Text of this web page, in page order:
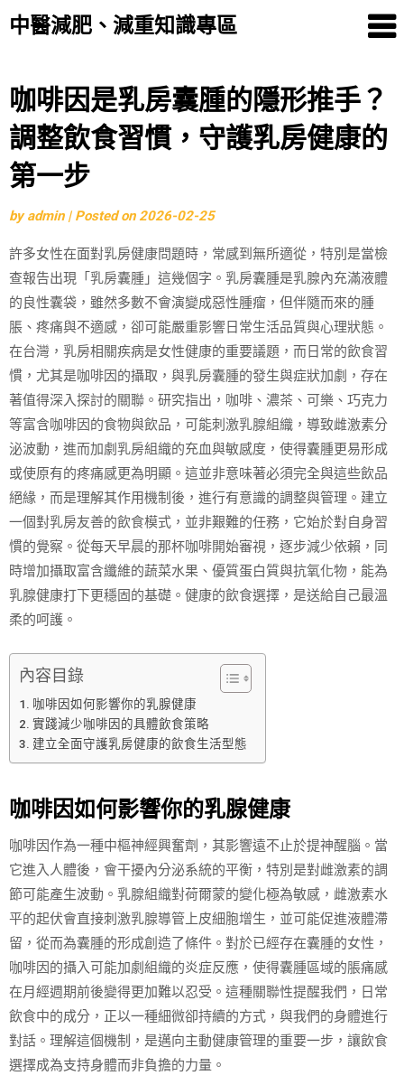
中醫減肥、減重知識專區
Skip
to
content
咖啡因是乳房囊腫的隱形推手？
調整飲食習慣，守護乳房健康的
第一步
byadmin | Posted on2026-02-25
許多女性在面對乳房健康問題時，常感到無所適從，特別是當檢
查報告出現「乳房囊腫」這幾個字。乳房囊腫是乳腺內充滿液體
的良性囊袋，雖然多數不會演變成惡性腫瘤，但伴隨而來的腫
脹、疼痛與不適感，卻可能嚴重影響日常生活品質與心理狀態。
在台灣，乳房相關疾病是女性健康的重要議題，而日常的飲食習
慣，尤其是咖啡因的攝取，與乳房囊腫的發生與症狀加劇，存在
著值得深入探討的關聯。研究指出，咖啡、濃茶、可樂、巧克力
等富含咖啡因的食物與飲品，可能刺激乳腺組織，導致雌激素分
泌波動，進而加劇乳房組織的充血與敏感度，使得囊腫更易形成
或使原有的疼痛感更為明顯。這並非意味著必須完全與這些飲品
絕緣，而是理解其作用機制後，進行有意識的調整與管理。建立
一個對乳房友善的飲食模式，並非艱難的任務，它始於對自身習
慣的覺察。從每天早晨的那杯咖啡開始審視，逐步減少依賴，同
時增加攝取富含纖維的蔬菜水果、優質蛋白質與抗氧化物，能為
乳腺健康打下更穩固的基礎。健康的飲食選擇，是送給自己最溫
柔的呵護。
內容目錄
咖啡因如何影響你的乳腺健康
實踐減少咖啡因的具體飲食策略
建立全面守護乳房健康的飲食生活型態
咖啡因如何影響你的乳腺健康
咖啡因作為一種中樞神經興奮劑，其影響遠不止於提神醒腦。當
它進入人體後，會干擾內分泌系統的平衡，特別是對雌激素的調
節可能產生波動。乳腺組織對荷爾蒙的變化極為敏感，雌激素水
平的起伏會直接刺激乳腺導管上皮細胞增生，並可能促進液體滯
留，從而為囊腫的形成創造了條件。對於已經存在囊腫的女性，
咖啡因的攝入可能加劇組織的炎症反應，使得囊腫區域的脹痛感
在月經週期前後變得更加難以忍受。這種關聯性提醒我們，日常
飲食中的成分，正以一種細微卻持續的方式，與我們的身體進行
對話。理解這個機制，是邁向主動健康管理的重要一步，讓飲食
選擇成為支持身體而非負擔的力量。